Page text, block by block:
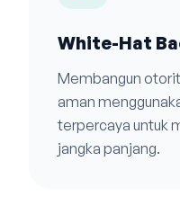
White-Hat
Membangun
aman
terpercaya untuk
jangka panjang.